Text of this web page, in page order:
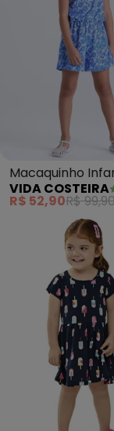
Macaquinho
Feminino Floral
VIDA COSTEIRA
R$ 52,90R$